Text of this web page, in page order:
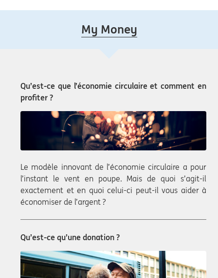
My Money
Qu’est-ce que l’économie circulaire et comment en
profiter ?
Le modèle innovant de l’économie circulaire a pour
l’instant le vent en poupe. Mais de quoi s’agit-il
exactement et en quoi celui-ci peut-il vous aider à
économiser de l’argent ?
Qu’est-ce qu’une donation ?